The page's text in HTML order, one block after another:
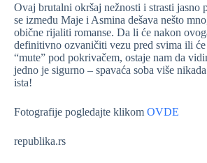
Ovaj brutalni okršaj nežnosti i strasti jasno
se između Maje i Asmina dešava nešto
obične rijaliti romanse. Da li će nakon
definitivno ozvaničiti vezu pred svima ili će
“mute” pod pokrivačem, ostaje nam da
jedno je sigurno – spavaća soba više
ista!
Fotografije pogledajte klikom OVDE
republika.rs